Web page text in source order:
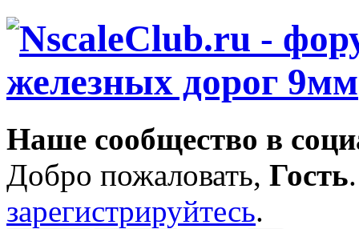
Наше сообщество в
Добро пожаловать, Гость
зарегистрируйтесь.